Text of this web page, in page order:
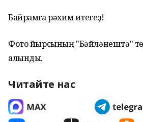
Байрамға рәхим итегеҙ!
Фото йырсының "Бәйләнештә"
алынды.
Читайте нас